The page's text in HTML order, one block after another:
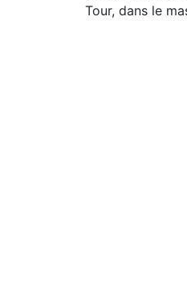
Tour, dans le